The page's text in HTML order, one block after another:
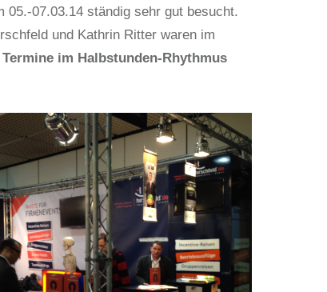
05.-07.03.14 ständig sehr gut besucht.
und Kathrin Ritter waren im
im Halbstunden-Rhythmus